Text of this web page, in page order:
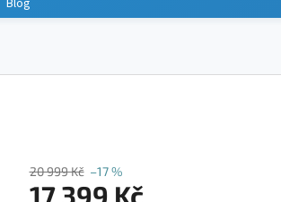
Blog
20 999 Kč –17 %
17 399 Kč